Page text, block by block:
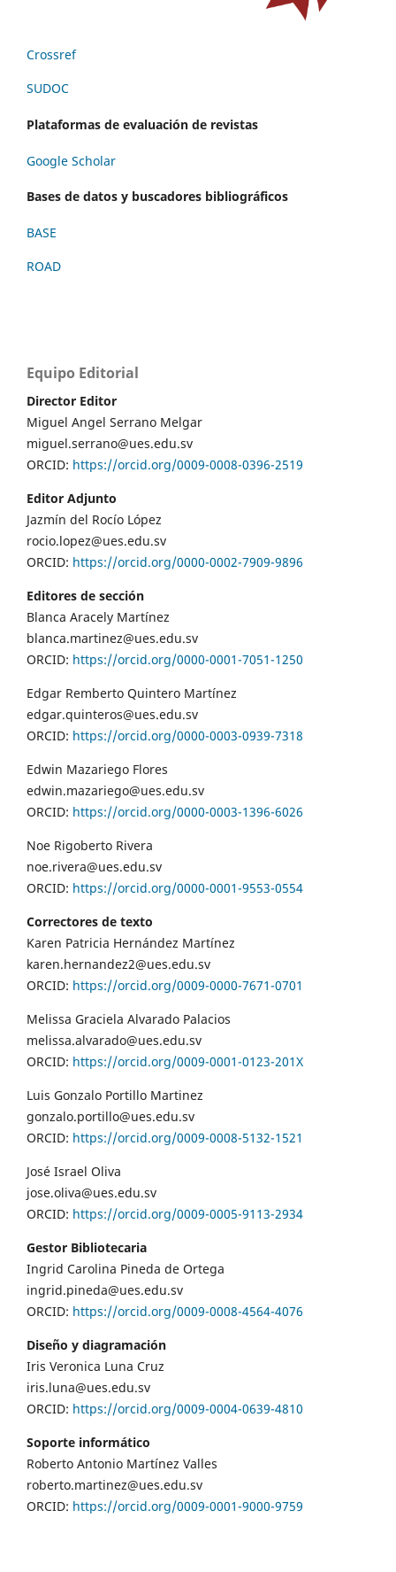
Crossref
SUDOC
Plataformas de evaluación de revistas
Google Scholar
Bases de datos y buscadores bibliográficos
BASE
ROAD
Equipo Editorial
Director Editor
Miguel Angel Serrano Melgar
miguel.serrano@ues.edu.sv
ORCID: https://orcid.org/0009-0008-0396-2519
Editor Adjunto
Jazmín del Rocío López
rocio.lopez@ues.edu.sv
ORCID: https://orcid.org/0000-0002-7909-9896
Editores de sección
Blanca Aracely Martínez
blanca.martinez@ues.edu.sv
ORCID: https://orcid.org/0000-0001-7051-1250
Edgar Remberto Quintero Martínez
edgar.quinteros@ues.edu.sv
ORCID: https://orcid.org/0000-0003-0939-7318
Edwin Mazariego Flores
edwin.mazariego@ues.edu.sv
ORCID: https://orcid.org/0000-0003-1396-6026
Noe Rigoberto Rivera
noe.rivera@ues.edu.sv
ORCID: https://orcid.org/0000-0001-9553-0554
Correctores de texto
Karen Patricia Hernández Martínez
karen.hernandez2@ues.edu.sv
ORCID: https://orcid.org/0009-0000-7671-0701
Melissa Graciela Alvarado Palacios
melissa.alvarado@ues.edu.sv
ORCID: https://orcid.org/0009-0001-0123-201X
Luis Gonzalo Portillo Martinez
gonzalo.portillo@ues.edu.sv
ORCID: https://orcid.org/0009-0008-5132-1521
José Israel Oliva
jose.oliva@ues.edu.sv
ORCID: https://orcid.org/0009-0005-9113-2934
Gestor Bibliotecaria
Ingrid Carolina Pineda de Ortega
ingrid.pineda@ues.edu.sv
ORCID: https://orcid.org/0009-0008-4564-4076
Diseño y diagramación
Iris Veronica Luna Cruz
iris.luna@ues.edu.sv
ORCID: https://orcid.org/0009-0004-0639-4810
Soporte informático
Roberto Antonio Martínez Valles
roberto.martinez@ues.edu.sv
ORCID: https://orcid.org/0009-0001-9000-9759